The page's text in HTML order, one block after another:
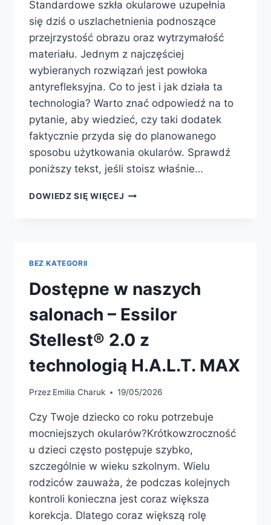
Standardowe szkła okularowe uzupełnia
się dziś o uszlachetnienia podnoszące
przejrzystość obrazu oraz wytrzymałość
materiału. Jednym z najczęściej
wybieranych rozwiązań jest powłoka
antyrefleksyjna. Co to jest i jak działa ta
technologia? Warto znać odpowiedź na to
pytanie, aby wiedzieć, czy taki dodatek
faktycznie przyda się do planowanego
sposobu użytkowania okularów. Sprawdź
poniższy tekst, jeśli stoisz właśnie…
DOWIEDZ SIĘ WIĘCEJ CZYM
BEZ KATEGORII
Dostępne w naszych
salonach – Essilor
Stellest® 2.0 z
technologią H.A.L.T. MAX
Przez Emilia Charuk 19/05/2026
Czy Twoje dziecko co roku potrzebuje
mocniejszych okularów?Krótkowzroczność
u dzieci często postępuje szybko,
szczególnie w wieku szkolnym. Wielu
rodziców zauważa, że podczas kolejnych
kontroli konieczna jest coraz większa
korekcja. Dlatego coraz większą rolę